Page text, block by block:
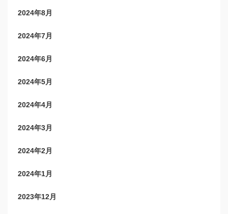
2024年8月
2024年7月
2024年6月
2024年5月
2024年4月
2024年3月
2024年2月
2024年1月
2023年12月